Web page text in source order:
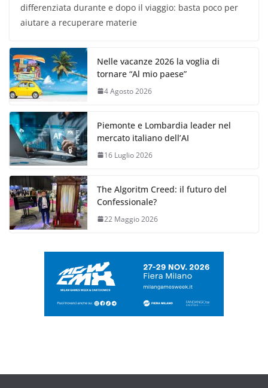
differenziata durante e dopo il viaggio: basta poco per
aiutare a recuperare materie
Nelle vacanze 2026 la voglia di
tornare “Al mio paese”
4 Agosto 2026
Piemonte e Lombardia leader nel
mercato italiano dell’AI
16 Luglio 2026
The Algoritm Creed: il futuro del
Confessionale?
22 Maggio 2026